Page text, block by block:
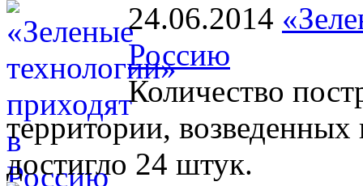
24.06.2014
Россию
Количество
территории,
достигло 24 штук.